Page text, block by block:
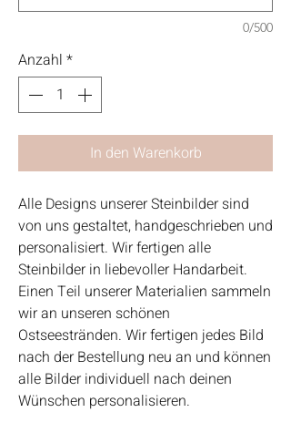
0/500
Anzahl *
In den Warenkorb
Alle Designs unserer Steinbilder sind
von uns gestaltet, handgeschrieben und
personalisiert. Wir fertigen alle
Steinbilder in liebevoller Handarbeit.
Einen Teil unserer Materialien sammeln
wir an unseren schönen
Ostseestränden. Wir fertigen jedes Bild
nach der Bestellung neu an und können
alle Bilder individuell nach deinen
Wünschen personalisieren.